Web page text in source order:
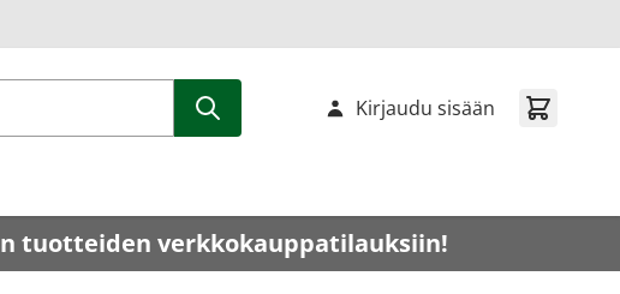
Kirjaudu sisään
tuotteiden verkkokauppatilauksiin!